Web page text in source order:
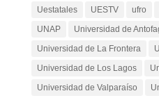
Uestatales
UESTV ufro
UNAP
Universidad de
Universidad de La Frontera
Universidad de Los Lagos
Universidad de Valparaíso